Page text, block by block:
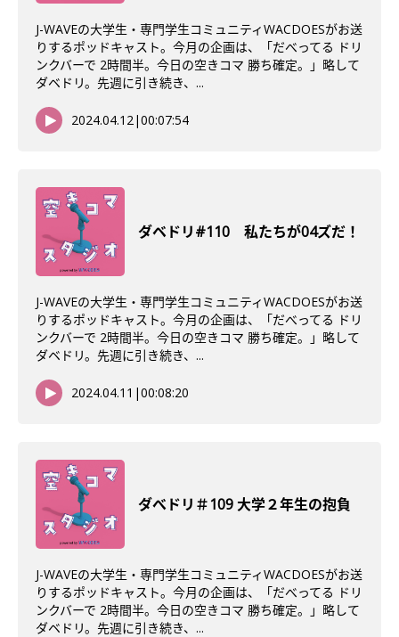
J-WAVEの大学生・専門学生コミュニティWACDOESがお送
りするポッドキャスト。今月の企画は、「だべってる ドリ
ンクバーで 2時間半。今日の空きコマ 勝ち確定。」略して
ダベドリ。先週に引き続き、...
2024.04.12|00:07:54
ダベドリ#110 私たちが04ズだ！
J-WAVEの大学生・専門学生コミュニティWACDOESがお送
りするポッドキャスト。今月の企画は、「だべってる ドリ
ンクバーで 2時間半。今日の空きコマ 勝ち確定。」略して
ダベドリ。先週に引き続き、...
2024.04.11 |00:08:20
ダべドリ＃109 大学２年生の抱負
J-WAVEの大学生・専門学生コミュニティWACDOESがお送
りするポッドキャスト。今月の企画は、「だべってる ドリ
ンクバーで 2時間半。今日の空きコマ 勝ち確定。」略して
ダベドリ。先週に引き続き、...